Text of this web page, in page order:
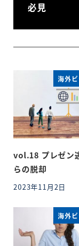
必見
海外
vol.18 プレゼン
らの脱却
投稿日
2023年11月2日
海外